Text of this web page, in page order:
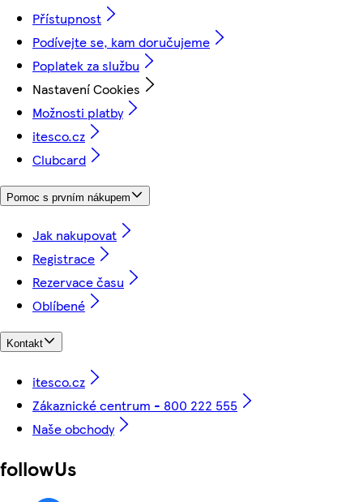
Přístupnost
Podívejte se, kam doručujeme
Poplatek za službu
Nastavení Cookies
Možnosti platby
itesco.cz
Clubcard
Pomoc s prvním nákupem
Jak nakupovat
Registrace
Rezervace času
Oblíbené
Kontakt
itesco.cz
Zákaznické centrum - 800 222 555
Naše obchody
followUs